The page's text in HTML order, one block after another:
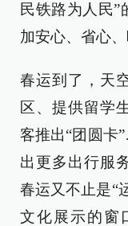
民铁路为人民
加安心、省心、
春运到了，天
区、提供留学
客推出“团圆
出更多出行服
春运又不止是“
文化展示的窗